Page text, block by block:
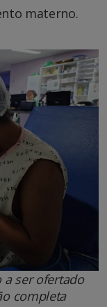
materno.
ser ofertado
completa